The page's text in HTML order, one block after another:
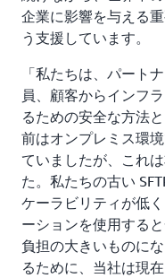
企業に影響を与える
う支援しています。
「私たちは、パート
員、顧客からインフ
るための安全な方法
前はオンプレミス環
ていましたが、これ
た。私たちの古い
ケーラビリティが低
ーションを使用する
負担の大きいものに
るために、当社は現